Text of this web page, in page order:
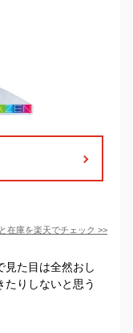
在庫を楽天でチェック >>
見た目は全然おし
たりしないと思う